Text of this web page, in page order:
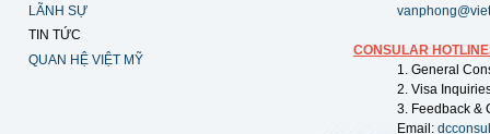
LÃNH SỰ
TIN TỨC
QUAN HỆ VIỆT MỸ
CONSULAR
1. General
2. Visa
3. Feedback &
Email: